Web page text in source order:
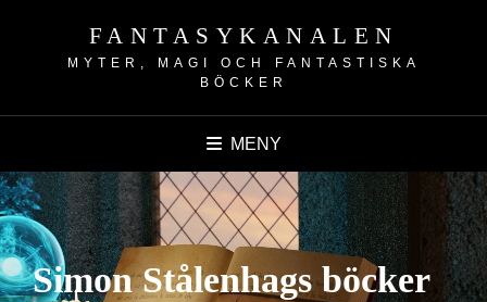
FANTASYKANALEN
MYTER, MAGI OCH FANTASTISKA
BÖCKER
MENY
Simon Stålenhags böcker